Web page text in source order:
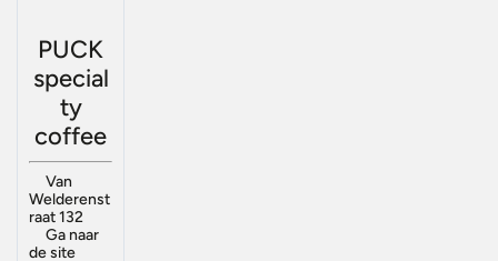
PUCK
special
ty
coffee
Van
Welderenst
raat 132
Ga naar
de site